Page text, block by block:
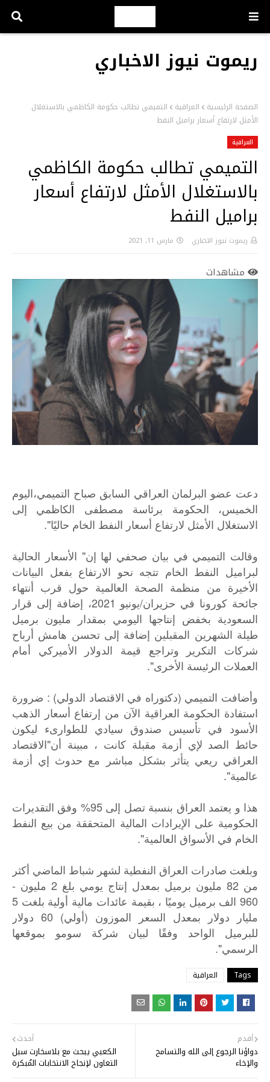
ريموت نيوز الاخباري
الصفحة الرئيسية العراقية
التميمي تطالب حكومة الكاظمي بالاستغلال
الأمثل لارتفاع أسعار براميل النفط
العراقية
التميمي تطالب حكومة الكاظمي
بالاستغلال الأمثل لارتفاع أسعار
براميل النفط
ريموت نيوز الاخباري مارس 11, 2021
مشاهدات
دعت عضو البرلمان العراقي السابق صباح التميمي،اليوم
الخميس، الحكومة برئاسة مصطفى الكاظمي إلى
الاستغلال الأمثل لارتفاع أسعار النفط الخام حاليًا".
وقالت التميمي في بيان صحفي لها إن" الأسعار الحالية
لبراميل النفط الخام تتجه نحو الارتفاع بفعل البيانات
الأخيرة من منظمة الصحة العالمية حول قرب أنتهاء
جائحة كورونا في حزيران/يونيو 2021، إضافة إلى قرار
السعودية بخفض إنتاجها اليومي بمقدار مليون برميل
طيلة الشهرين المقبلين إضافة إلى تحسن هامش أرباح
شركات التكرير وتراجع قيمة الدولار الأميركي أمام
العملات الرئيسة الأخرى".
وأضافت التميمي (دكتوراه في الاقتصاد الدولي) : ضرورة
استفادة الحكومة العراقية الآن من إرتفاع أسعار الذهب
الأسود في تأسيس صندوق سيادي للطوارىء ليكون
حائط الصد لإي أزمة مقبلة كانت ، مبينة أن"الاقتصاد
العراقي ريعي يتأثر بشكل مباشر مع حدوث إي أزمة
عالمية".
هذا و يعتمد العراق بنسبة تصل إلى 95% وفق التقديرات
الحكومية على الإيرادات المالية المتحققة من بيع النفط
الخام في الأسواق العالمية".
وبلغت صادرات العراق النفطية لشهر شباط الماضي أكثر
من
مليون برميل بمعدل إنتاج يومي بلغ مليون -
960 الف برميل يوميًا ، بقيمة عائدات مالية أولية بلغت
مليار دولار بمعدل السعر الموزون (أولي) 60
دولار
للبرميل
الواحد وفقًا لبيان شركة سومو
بموقعها
الرسمي".
Tags العراقية
أحدث
الكعبي يبحث مع بلاسخارت سبل
التعاون لإنجاح الانتخابات المُبكرة
أقدم
دواؤنا الرجوع إلى الله والتسامح
والإخاء